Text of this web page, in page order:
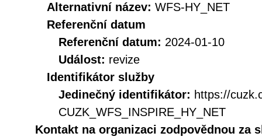
Alternativní název: WFS-HY_NET
Referenční datum
Referenční datum: 2024-01-10
Událost: revize
Identifikátor služby
Jedinečný identifikátor: https://
CUZK_WFS_INSPIRE_HY_NET
Kontakt na organizaci zodpovědnou za